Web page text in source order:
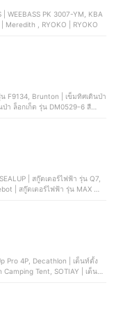
FISHING | KBA FISHING, Meredith | Meredith , RYOKO | RYOKO
F9134, Brunton | เข็มทิศเดินป่า
ป่า ล็อกเก็ต รุ่น DM0529-6 สี
Tent, SOTIAY | เต็นท์